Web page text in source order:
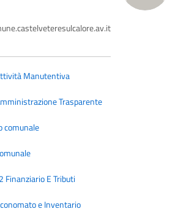
Manutentiva
Trasparente
comunale
Finanziario E Tributi
e Inventario